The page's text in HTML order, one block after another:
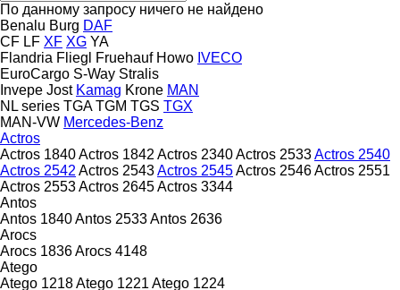
По данному запросу ничего не найдено
Benalu Burg DAF
CF LF XF XG YA
Flandria Fliegl Fruehauf Howo IVECO
EuroCargo S-Way Stralis
Invepe Jost Kamag Krone MAN
NL series TGA TGM TGS TGX
MAN-VW Mercedes-Benz
Actros
Actros 1840Actros 1842 Actros 2340Actros 2533Actros 2540
Actros 2542 Actros 2543Actros 2545Actros 2546Actros 2551
Actros 2553Actros 2645Actros 3344
Antos
Antos 1840Antos 2533Antos 2636
Arocs
Arocs 1836Arocs 4148
Atego
Atego 1218Atego 1221 Atego 1224